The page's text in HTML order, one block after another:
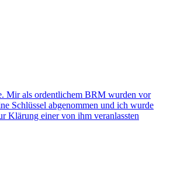
Mir als ordentlichem BRM wurden vor
Schlüssel abgenommen und ich wurde
Klärung einer von ihm veranlassten